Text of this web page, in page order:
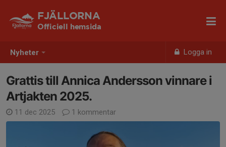
Nyheter Logga in
FJÄLLORNA
Officiell hemsida
Grattis till Annica Andersson vinnare i
Artjakten 2025.
11 dec 2025 1 kommentar